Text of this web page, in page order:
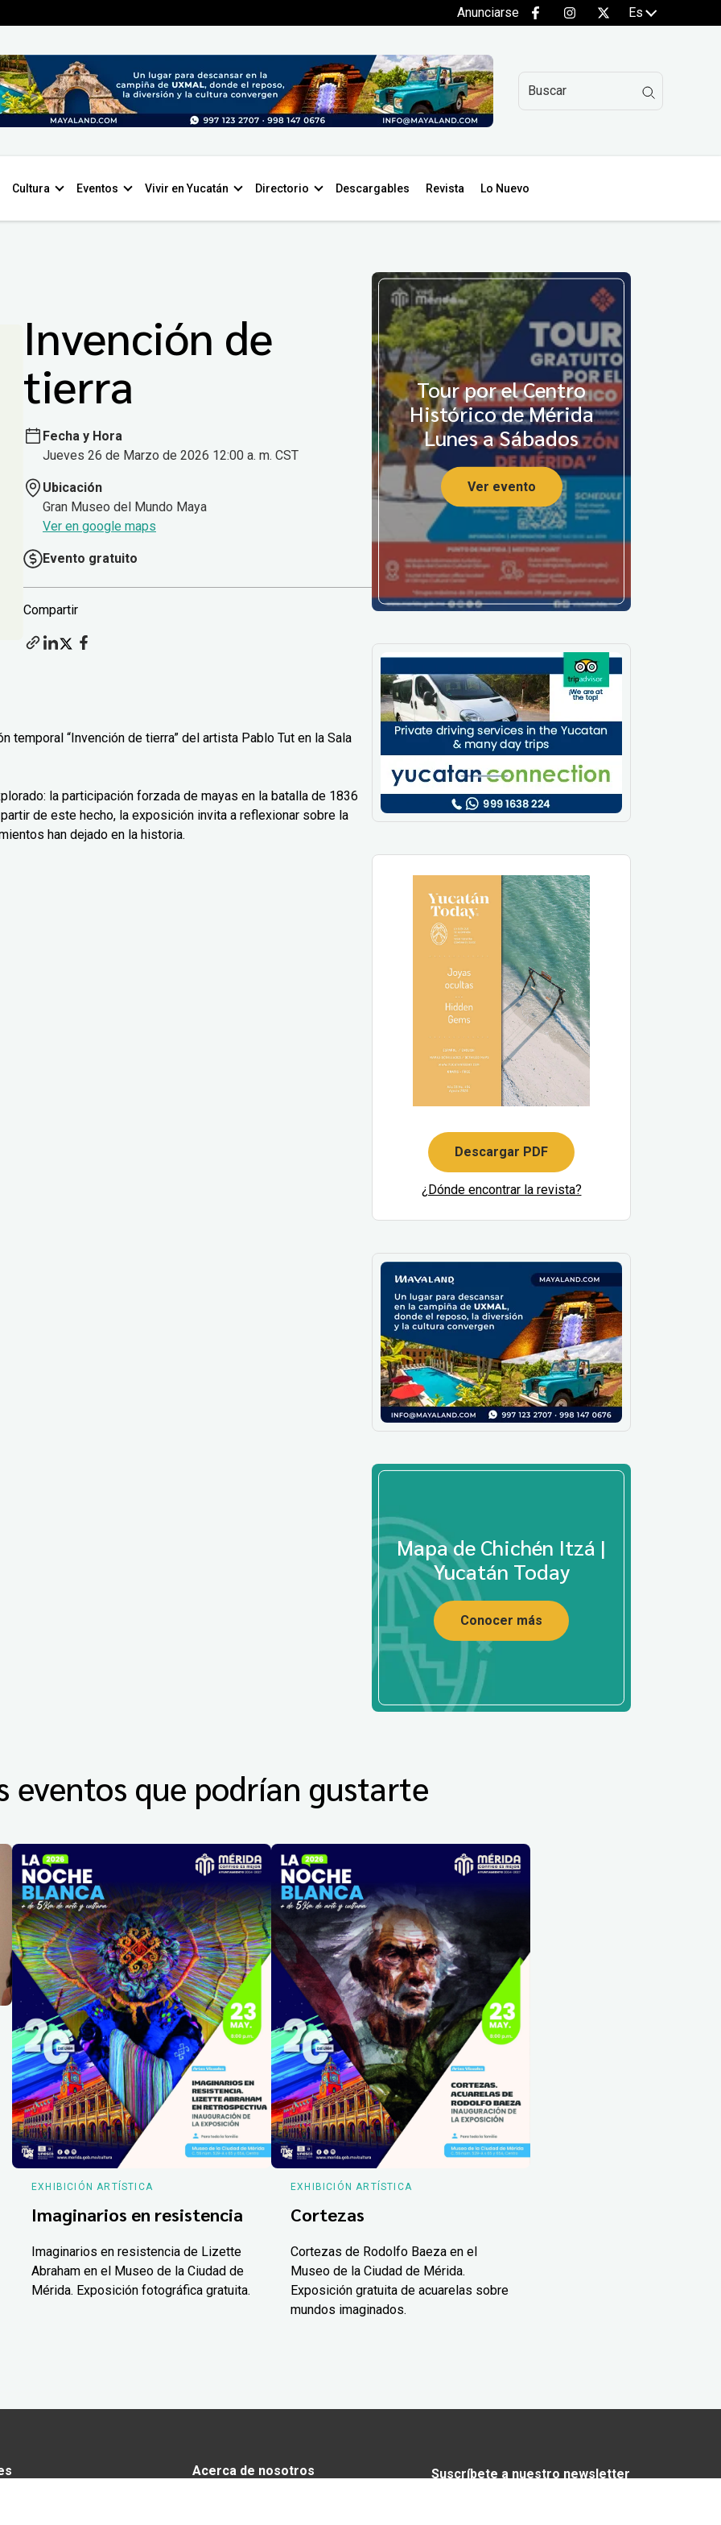
Anunciarse Es
Cultura Eventos Vivir en Yucatán Directorio Descargables Revista Lo Nuevo
Invención de
tierra
Fecha y Hora
Jueves 26 de Marzo de 2026 12:00 a. m. CST
Ubicación
Gran Museo del Mundo Maya
Ver en google maps
Evento gratuito
Compartir
“Invención de tierra” del artista Pablo Tut en la Sala
la participación forzada de mayas en la batalla de 1836
de este hecho, la exposición invita a reflexionar sobre la
han dejado en la historia.
Tour por el Centro
Histórico de Mérida
Lunes a Sábados
Ver evento
Descargar PDF
¿Dónde encontrar la revista?
Mapa de Chichén Itzá |
Yucatán Today
Conocer más
eventos que podrían gustarte
EXHIBICIÓN ARTÍSTICA
Imaginarios en resistencia
Imaginarios en resistencia de Lizette
Abraham en el Museo de la Ciudad de
Mérida. Exposición fotográfica gratuita.
EXHIBICIÓN ARTÍSTICA
Cortezas
Cortezas de Rodolfo Baeza en el
Museo de la Ciudad de Mérida.
Exposición gratuita de acuarelas sobre
mundos imaginados.
Acerca de nosotros
Suscríbete a nuestro newsletter